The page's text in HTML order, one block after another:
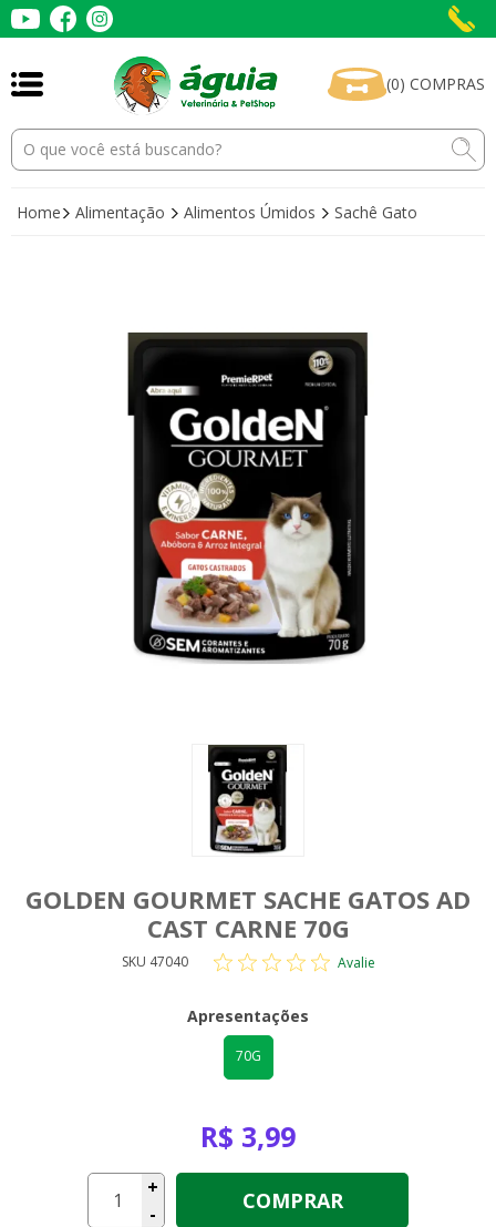
(0) COMPRAS
Home Alimentação Alimentos Úmidos Sachê Gato
GOLDEN GOURMET SACHE GATOS AD
CAST CARNE 70G
SKU 47040 Avalie
Apresentações
70G
R$ 3,99
+
-
COMPRAR